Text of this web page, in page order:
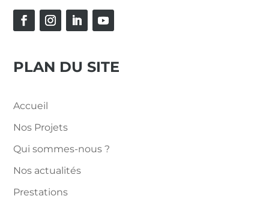
PLAN DU SITE
Accueil
Nos Projets
Qui sommes-nous ?
Nos actualités
Prestations